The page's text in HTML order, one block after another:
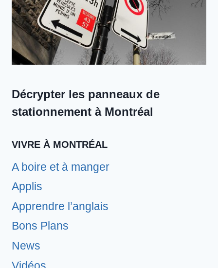
Décrypter les panneaux de
stationnement à Montréal
VIVRE À MONTRÉAL
A boire et à manger
Applis
Apprendre l’anglais
Bons Plans
News
Vidéos